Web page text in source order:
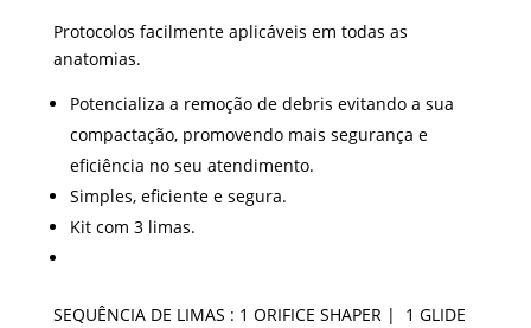
Protocolos facilmente aplicáveis em todas as
anatomias.
Potencializa a remoção de debris evitando a sua
compactação, promovendo mais segurança e
eficiência no seu atendimento.
Simples, eficiente e segura.
Kit com 3 limas.
SEQUÊNCIA DE LIMAS : 1 ORIFICE SHAPER | 1 GLIDE